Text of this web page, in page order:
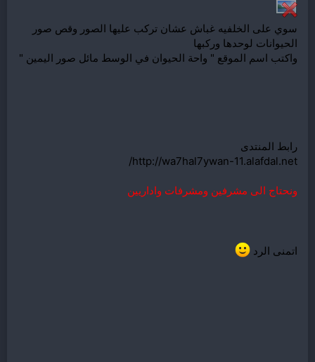
سوي على الخلفيه غباش عشان تركب عليها الصور وقص صور
الحيوانات لوحدها وركبها
واكتب اسم الموقع " واحة الحيوان في الوسط مائل صور اليمين "
رابط المنتدى
http://wa7hal7ywan-11.alafdal.net/
ونحتاج الى مشرفين ومشرفات واداريين
اتمنى الرد